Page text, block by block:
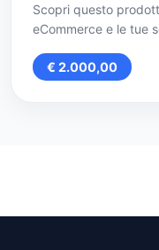
Scopri questo
eCommerce e le tue
€ 2.000,00